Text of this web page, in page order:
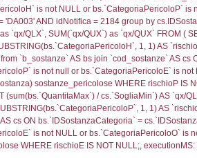
AND
sql: SELECT
WHERE
sql: SELECT